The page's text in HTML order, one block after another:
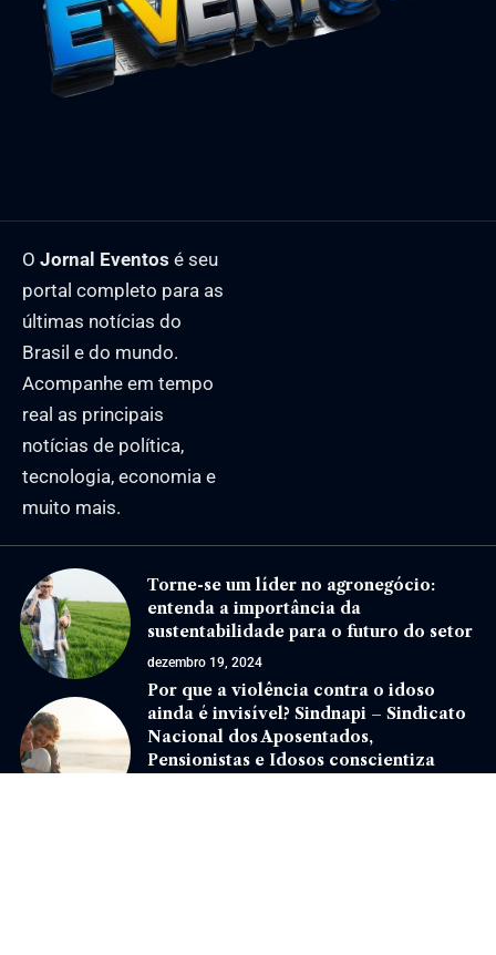
O Jornal Eventos é seu
portal completo para as
últimas notícias do
Brasil e do mundo.
Acompanhe em tempo
real as principais
notícias de política,
tecnologia, economia e
muito mais.
Torne-se um líder no agronegócio:
entenda a importância da
sustentabilidade para o futuro do setor
dezembro 19, 2024
Por que a violência contra o idoso
ainda é invisível? Sindnapi – Sindicato
Nacional dos Aposentados,
Pensionistas e Idosos conscientiza